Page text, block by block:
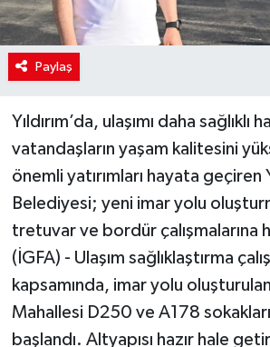
Paylaş
Yıldırım’da, ulaşımı daha
vatandaşların yaşam kalitesini
önemli yatırımları hayata geçiren
Belediyesi; yeni imar yolu
tretuvar ve bordür çalışmalarına
(İGFA) - Ulaşım sağlıklaştırma
kapsamında, imar yolu
Mahallesi D250 ve A178
başlandı. Altyapısı hazır hale